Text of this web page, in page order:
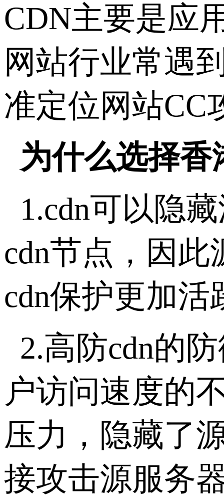
CDN主要是应
网站行业常遇
准定位网站CC
为什么选择香
1.cdn可以隐
cdn节点，因
cdn保护更加活
2.高防cdn的
户访问速度的
压力，隐藏了
接攻击源服务